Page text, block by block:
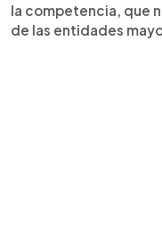
la competencia, que
de las entidades